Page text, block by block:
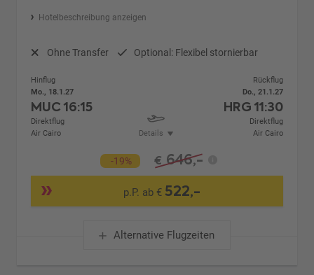
Hotelbeschreibung anzeigen
Ohne Transfer Optional: Flexibel stornierbar
Hinflug
Mo., 18.1.27
MUC16:15
Direktflug
Air Cairo
Details
Rückflug
Do., 21.1.27
HRG 11:30
Direktflug
Air Cairo
-19% € 646,-
p.P. ab € 522,-
Alternative Flugzeiten